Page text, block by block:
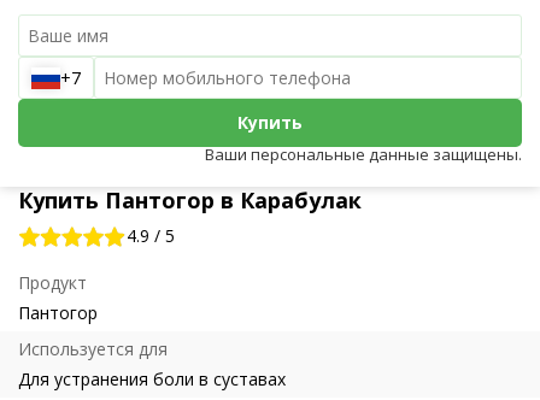
Купить Пантогор в Карабулак
4.9 / 5
Продукт
Пантогор
Используется для
Для устранения боли в суставах
+7
Купить
Ваши персональные данные защищены.